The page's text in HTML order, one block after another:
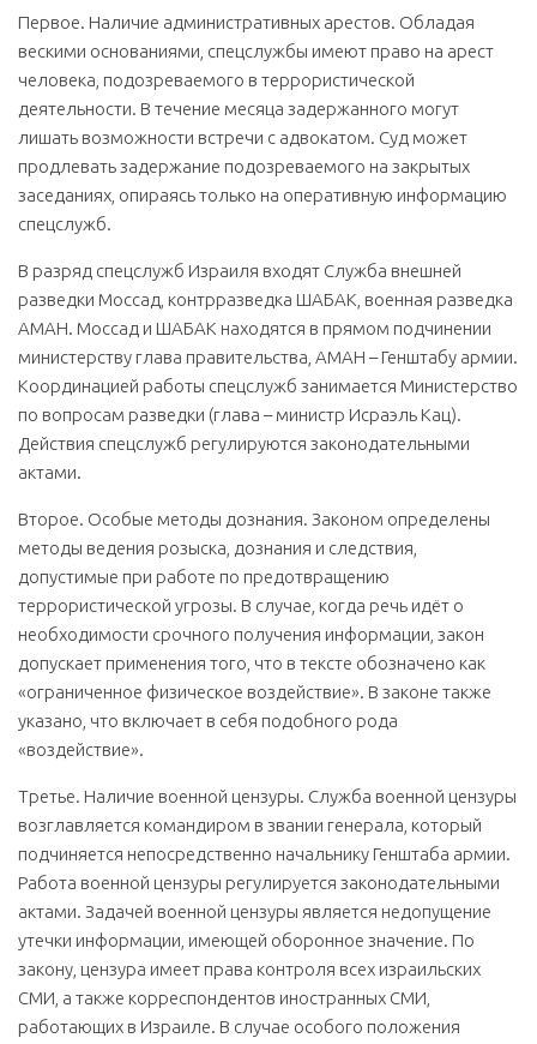
Первое. Наличие административных арестов. Обладая
вескими основаниями, спецслужбы имеют право на арест
человека, подозреваемого в террористической
деятельности. В течение месяца задержанного могут
лишать возможности встречи с адвокатом. Суд может
продлевать задержание подозреваемого на закрытых
заседаниях, опираясь только на оперативную информацию
спецслужб.
В разряд спецслужб Израиля входят Служба внешней
разведки Моссад, контрразведка ШАБАК, военная разведка
АМАН. Моссад и ШАБАК находятся в прямом подчинении
министерству глава правительства, АМАН – Генштабу армии.
Координацией работы спецслужб занимается Министерство
по вопросам разведки (глава – министр Исраэль Кац).
Действия спецслужб регулируются законодательными
актами.
Второе. Особые методы дознания. Законом определены
методы ведения розыска, дознания и следствия,
допустимые при работе по предотвращению
террористической угрозы. В случае, когда речь идёт о
необходимости срочного получения информации, закон
допускает применения того, что в тексте обозначено как
«ограниченное физическое воздействие». В законе также
указано, что включает в себя подобного рода
«воздействие».
Третье. Наличие военной цензуры. Служба военной цензуры
возглавляется командиром в звании генерала, который
подчиняется непосредственно начальнику Генштаба армии.
Работа военной цензуры регулируется законодательными
актами. Задачей военной цензуры является недопущение
утечки информации, имеющей оборонное значение. По
закону, цензура имеет права контроля всех израильских
СМИ, а также корреспондентов иностранных СМИ,
работающих в Израиле. В случае особого положения